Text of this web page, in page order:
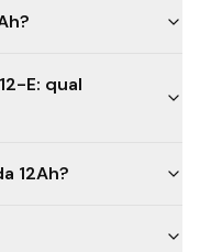
E: qual
12Ah?